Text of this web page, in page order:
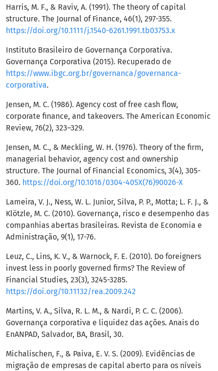
Harris, M. F., & Raviv, A. (1991). The theory of capital
structure. The Journal of Finance, 46(1), 297-355.
https://doi.org/10.1111/j.1540-6261.1991.tb03753.x
Instituto Brasileiro de Governança Corporativa.
Governança Corporativa (2015). Recuperado de
https://www.ibgc.org.br/governanca/governanca-
corporativa.
Jensen, M. C. (1986). Agency cost of free cash flow,
corporate finance, and takeovers. The American Economic
Review, 76(2), 323–329.
Jensen, M. C., & Meckling, W. H. (1976). Theory of the firm,
managerial behavior, agency cost and ownership
structure. The Journal of Financial Economics, 3(4), 305-
360. https://doi.org/10.1016/0304-405X(76)90026-X
Lameira, V. J., Ness, W. L. Junior, Silva, P. P., Motta; L. F. J., &
Klötzle, M. C. (2010). Governança, risco e desempenho das
companhias abertas brasileiras. Revista de Economia e
Administração, 9(1), 17-76.
Leuz, C., Lins, K. V., & Warnock, F. E. (2010). Do foreigners
invest less in poorly governed firms? The Review of
Financial Studies, 23(3), 3245-3285.
https://doi.org/10.11132/rea.2009.242
Martins, V. A., Silva, R. L. M., & Nardi, P. C. C. (2006).
Governança corporativa e liquidez das ações. Anais do
EnANPAD, Salvador, BA, Brasil, 30.
Michalischen, F., & Paiva, E. V. S. (2009). Evidências de
migração de empresas de capital aberto para os níveis